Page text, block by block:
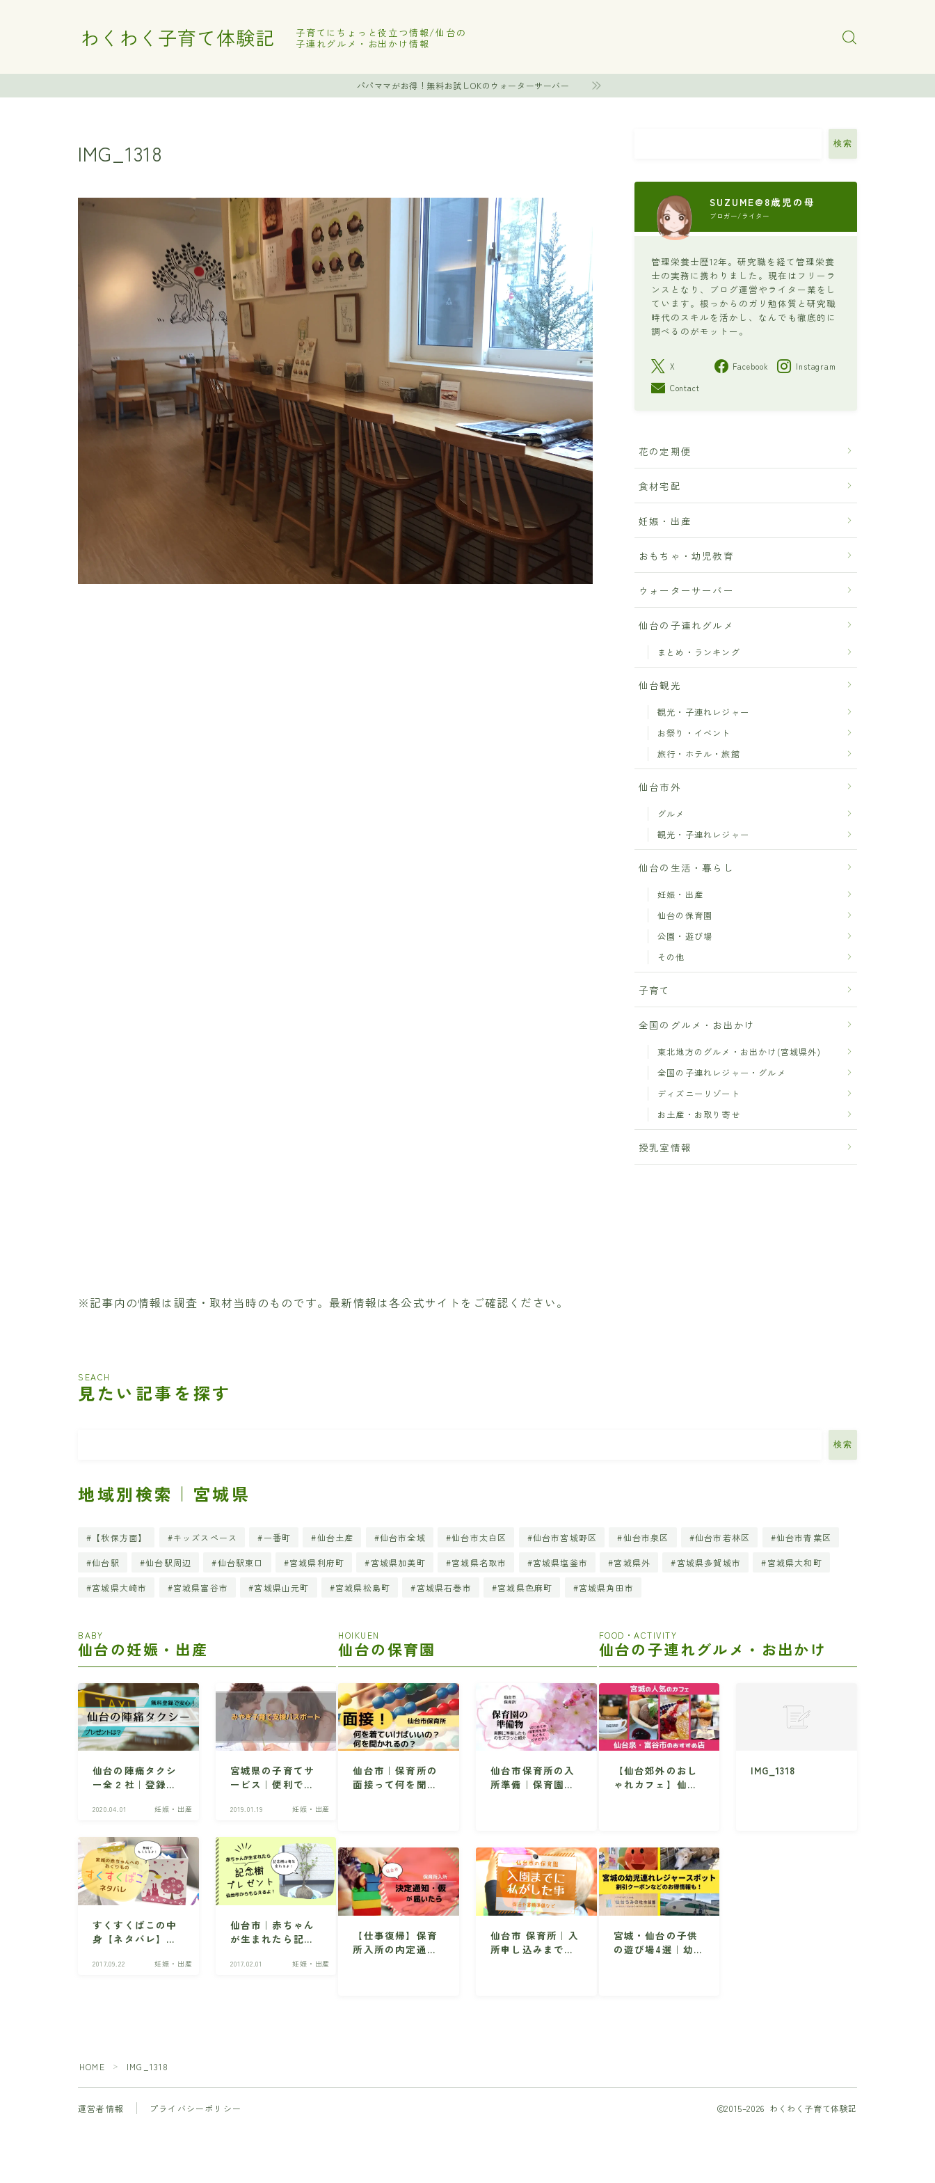
わくわく子育て体験記
子育てにちょっと役立つ情報/仙台の
子連れグルメ・お出かけ情報
パパママがお得！無料お試しOKのウォーターサーバー
IMG_1318 検索
SUZUME@8歳児の母
ブロガー/ライター
管理栄養士歴12年。研究職を経て管理栄養
士の実務に携わりました。現在はフリーラ
ンスとなり、ブログ運営やライター業をし
ています。根っからのガリ勉体質と研究職
時代のスキルを活かし、なんでも徹底的に
調べるのがモットー。
X Facebook
Instagram
Contact
花の定期便
食材宅配
妊娠・出産
おもちゃ・幼児教育
ウォーターサーバー
仙台の子連れグルメ
まとめ・ランキング
仙台観光
観光・子連れレジャー
お祭り・イベント
旅行・ホテル・旅館
仙台市外
グルメ
観光・子連れレジャー
仙台の生活・暮らし
妊娠・出産
仙台の保育園
公園・遊び場
その他
子育て
全国のグルメ・お出かけ
東北地方のグルメ・お出かけ(宮城県外)
全国の子連れレジャー・グルメ
ディズニーリゾート
お土産・お取り寄せ
授乳室情報
※記事内の情報は調査・取材当時のものです。最新情報は各公式サイトをご確認ください。
SEACH
見たい記事を探す
検索
地域別検索｜宮城県
【秋保方面】 キッズスペース 一番町 仙台土産 仙台市全域 仙台市太白区 仙台市宮城野区 仙台市泉区 仙台市若林区 仙台市青葉区
仙台駅 仙台駅周辺 仙台駅東口 宮城県利府町 宮城県加美町 宮城県名取市 宮城県塩釜市 宮城県外 宮城県多賀城市 宮城県大和町
宮城県大崎市 宮城県富谷市 宮城県山元町 宮城県松島町 宮城県石巻市 宮城県色麻町 宮城県角田市
BABY
仙台の妊娠・出産
仙台の陣痛タクシ
ー全２社｜登録方
報など
2020.04.01 妊娠・出産
宮城県の子育てサ
ービス｜便利でお
て支援パスポー
2019.01.19 妊娠・出産
すくすくばこの中
身【ネタバレ】宮
贈り物・勧誘はあ
2017.09.22 妊娠・出産
仙台市｜赤ちゃん
が生まれたら記念
募しよう！
2017.02.01 妊娠・出産
HOIKUEN
仙台の保育園
仙台市｜保育所の
面接って何を聞か
仙台市保育所の入
所準備｜保育園生
【仕事復帰】保育
所入所の内定通知
仙台市 保育所｜入
所申し込みまでの
FOOD・ACTIVITY
仙台の子連れグルメ・お出かけ
【仙台郊外のおし
ゃれカフェ】仙台
IMG_1318
宮城・仙台の子供
の遊び場4選｜幼児
HOME ＞ IMG_1318
運営者情報 プライバシーポリシー 2015–2026 わくわく子育て体験記